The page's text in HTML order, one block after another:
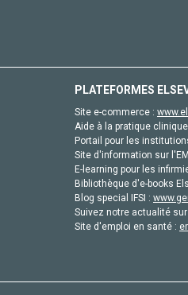
PLATEFORMES
Site e-commerce :
Aide à la pratique
Portail pour les
Site d'information sur
E-learning pour les
Bibliothèque d'e-books
Blog special IFSI :
Suivez notre actualité
Site d'emploi en santé :